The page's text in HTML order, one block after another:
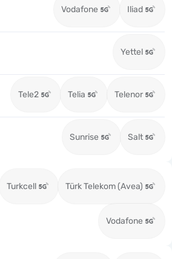
Vodafone Iliad
Yettel
Tele2 Telia Telenor
Sunrise Salt
Turkcell Türk Telekom (Avea)
Vodafone